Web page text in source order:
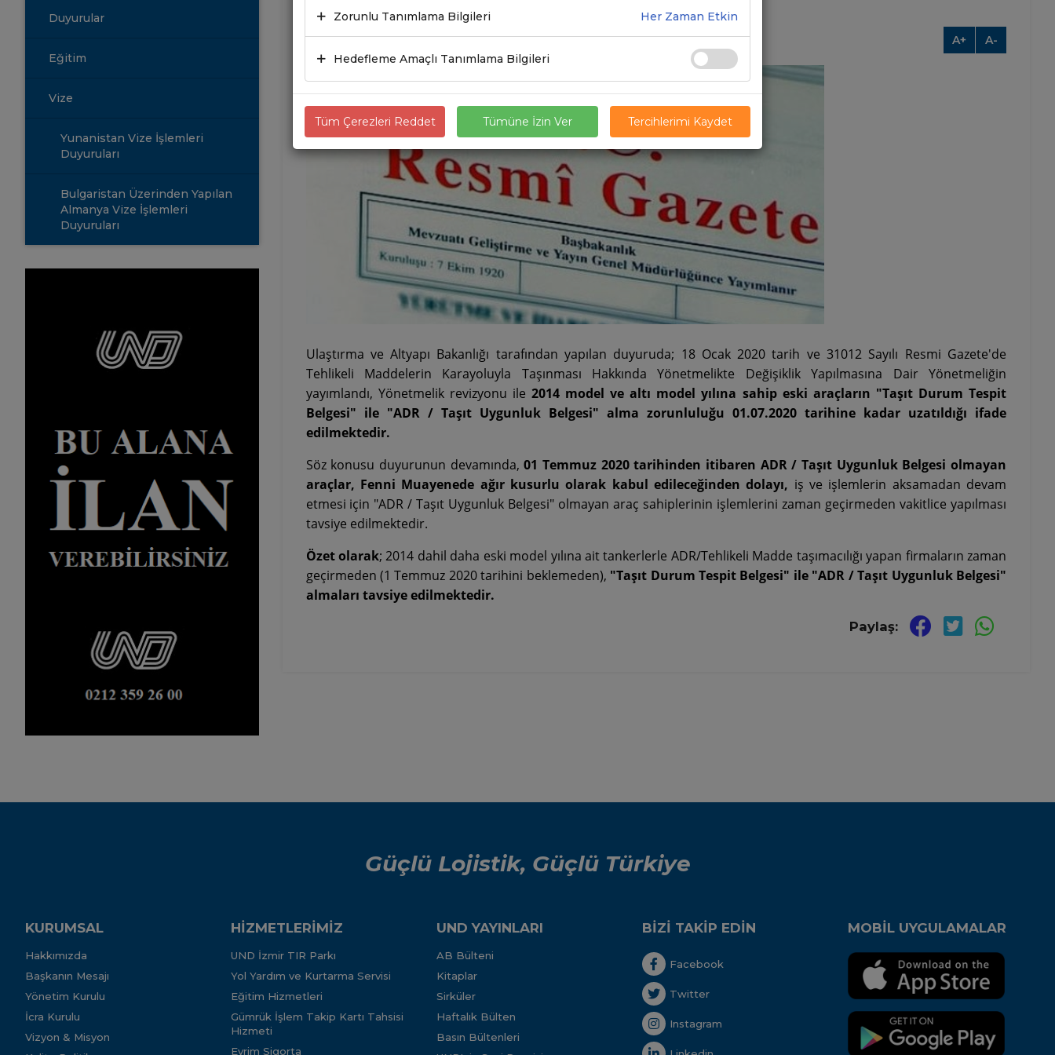
Duyurular
Eğitim
Vize
Yunanistan Vize İşlemleri
Duyuruları
Bulgaristan Üzerinden Yapılan
Almanya Vize İşlemleri
Duyuruları
24.01.2020 A+ A-
Ulaştırma ve Altyapı Bakanlığı tarafından yapılan duyuruda; 18 Ocak 2020 tarih ve 31012 Sayılı Resmi Gazete'de
Tehlikeli Maddelerin Karayoluyla Taşınması Hakkında Yönetmelikte Değişiklik Yapılmasına Dair Yönetmeliğin
yayımlandı, Yönetmelik revizyonu ile 2014 model ve altı model yılına sahip eski araçların "Taşıt Durum Tespit
Belgesi" ile "ADR / Taşıt Uygunluk Belgesi" alma zorunluluğu 01.07.2020 tarihine kadar uzatıldığı ifade
edilmektedir.
Söz konusu duyurunun devamında,01 Temmuz 2020 tarihinden itibaren ADR / Taşıt Uygunluk Belgesi olmayan
araçlar, Fenni Muayenede ağır kusurlu olarak kabul edileceğinden dolayı, iş ve işlemlerin aksamadan devam
etmesi için "ADR / Taşıt Uygunluk Belgesi" olmayan araç sahiplerinin işlemlerini zaman geçirmeden vakitlice yapılması
tavsiye edilmektedir.
Özet olarak; 2014 dahil daha eski model yılına ait tankerlerle ADR/Tehlikeli Madde taşımacılığı yapan firmaların zaman
geçirmeden (1 Temmuz 2020 tarihini beklemeden), "Taşıt Durum Tespit Belgesi" ile "ADR / Taşıt Uygunluk Belgesi"
almaları tavsiye edilmektedir.
Paylaş:
Güçlü Lojistik, Güçlü Türkiye
KURUMSAL
Hakkımızda
Başkanın Mesajı
Yönetim Kurulu
İcra Kurulu
Vizyon & Misyon
HİZMETLERİMİZ
UND İzmir TIR Parkı
Yol Yardım ve Kurtarma Servisi
Eğitim Hizmetleri
Gümrük İşlem Takip Kartı Tahsisi
Hizmeti
Evrim Sigorta
UND YAYINLARI
AB Bülteni
Kitaplar
Sirküler
Haftalık Bülten
Basın Bültenleri
BİZİ TAKİP EDİN
Facebook
Twitter
Instagram
MOBİL UYGULAMALAR
Zorunlu Tanımlama Bilgileri Her Zaman Etkin
Hedefleme Amaçlı Tanımlama Bilgileri
Tüm Çerezleri Reddet Tümüne İzin Ver Tercihlerimi Kaydet